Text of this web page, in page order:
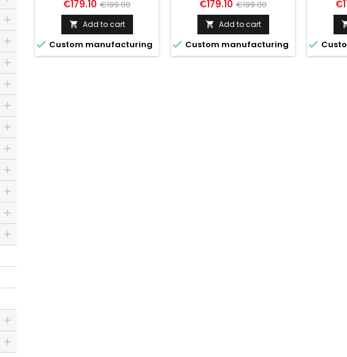
Price
€179.10 Regular
price
€199.00
 Add to cart
 Custom manufacturing
Price
€179.10 Regular
price
€199.00
 Add to cart
 Custom manufacturing 